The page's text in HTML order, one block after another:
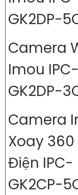
GK2DP-
Camera
Imou IPC-
GK2DP-
Camera
Xoay 360
Điện IPC-
GK2CP-